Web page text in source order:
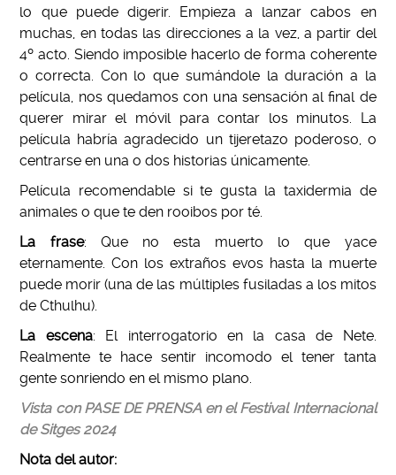
lo que puede digerir. Empieza a lanzar cabos en
muchas, en todas las direcciones a la vez, a partir del
4º acto. Siendo imposible hacerlo de forma coherente
o correcta. Con lo que sumándole la duración a la
película, nos quedamos con una sensación al final de
querer mirar el móvil para contar los minutos. La
película habría agradecido un tijeretazo poderoso, o
centrarse en una o dos historias únicamente.
Película recomendable si te gusta la taxidermia de
animales o que te den rooibos por té.
La frase: Que no esta muerto lo que yace
eternamente. Con los extraños evos hasta la muerte
puede morir (una de las múltiples fusiladas a los mitos
de Cthulhu).
La escena: El interrogatorio en la casa de Nete.
Realmente te hace sentir incomodo el tener tanta
gente sonriendo en el mismo plano.
Vista con PASE DE PRENSA en el Festival Internacional
de Sitges 2024
Nota del autor: